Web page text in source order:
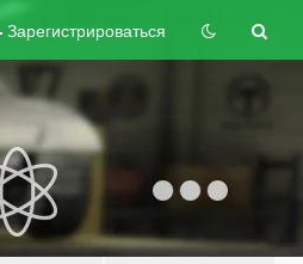
Зарегистрироваться